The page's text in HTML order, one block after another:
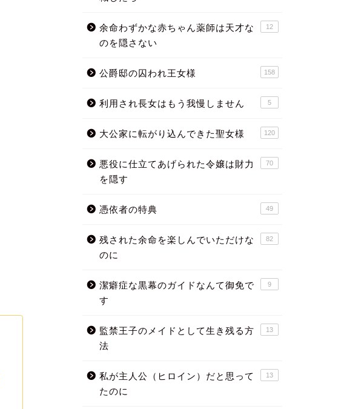
余命わずかな赤ちゃん薬師は天才な
のを隠さない
12
公爵邸の囚われ王女様 158
利用され長女はもう我慢しません 5
大公家に転がり込んできた聖女様 120
悪役に仕立てあげられた令嬢は財力
を隠す
70
憑依者の特典 49
残された余命を楽しんでいただけな
のに
82
潔癖症な黒幕のガイドなんて御免で
す
9
監禁王子のメイドとして生き残る方
法
13
私が主人公（ヒロイン）だと思って
たのに
13